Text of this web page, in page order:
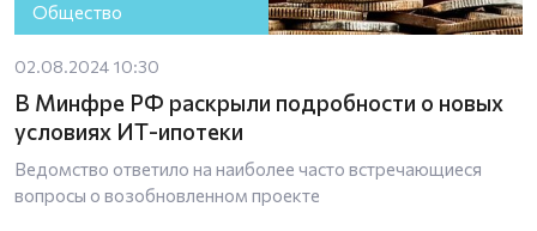
Общество
02.08.2024 10:30
В Минфре РФ раскрыли подробности о новых
условиях ИТ-ипотеки
Ведомство ответило на наиболее часто встречающиеся
вопросы о возобновленном проекте